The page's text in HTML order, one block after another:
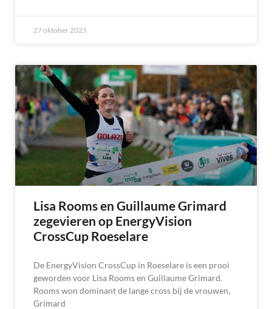
27 oktober 2025
Lisa Rooms en Guillaume Grimard
zegevieren op EnergyVision
CrossCup Roeselare
De EnergyVision CrossCup in Roeselare is een prooi
geworden voor Lisa Rooms en Guillaume Grimard.
Rooms won dominant de lange cross bij de vrouwen,
Grimard